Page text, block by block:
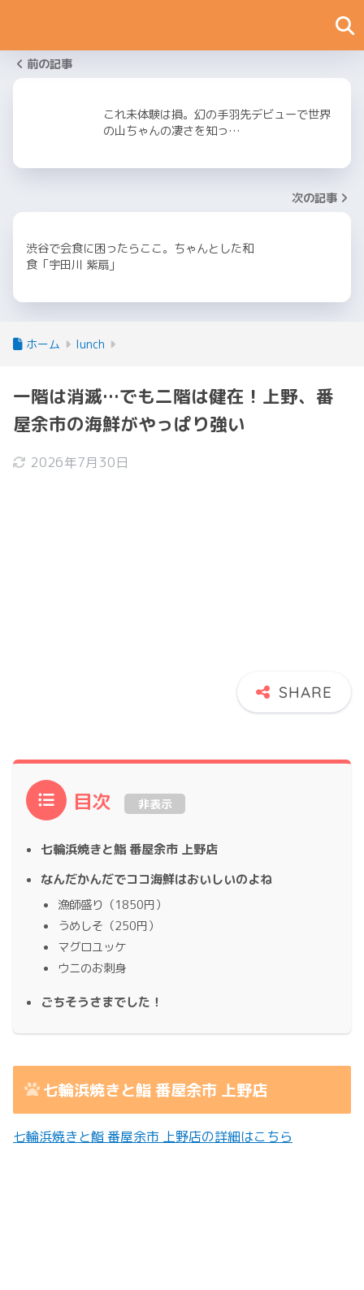
前の記事
これ未体験は損。幻の手羽先デビューで世界
の山ちゃんの凄さを知っ…
次の記事
渋谷で会食に困ったらここ。ちゃんとした和
食「宇田川 紫扇」
ホーム lunch
一階は消滅…でも二階は健在！上野、番
屋余市の海鮮がやっぱり強い
2026年7月30日
目次 非表示
七輪浜焼きと鮨 番屋余市 上野店
なんだかんだでココ海鮮はおいしいのよね
漁師盛り（1850円）
うめしそ（250円）
マグロユッケ
ウニのお刺身
ごちそうさまでした！
七輪浜焼きと鮨 番屋余市 上野店
七輪浜焼きと鮨 番屋余市 上野店の詳細はこちら